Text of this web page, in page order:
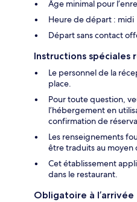
Âge minimal pour
Heure de départ : midi
Départ sans contact
Instructions spéciales
Le personnel de la
place.
Pour toute question,
l’hébergement en
confirmation de
Les renseignements
être traduits au moyen
Cet établissement
dans le restaurant.
Obligatoire à l’arrivée